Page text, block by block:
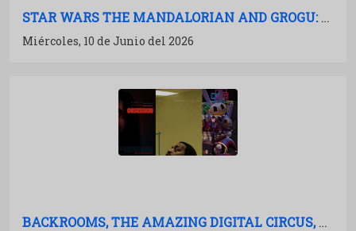
STAR WARS THE MANDALORIAN AND GROGU: LA FUERZA RECUPERADA
Miércoles, 10 de Junio del 2026
BACKROOMS, THE AMAZING DIGITAL CIRCUS, OBSESSION: EL EFECTO YOUTUBE EN CINES